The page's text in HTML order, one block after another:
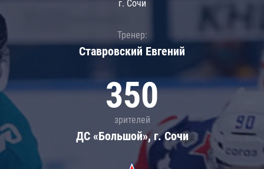
г. Сочи
Тренер:
Ставровский Евгений
350
зрителей
ДС «Большой», г. Сочи